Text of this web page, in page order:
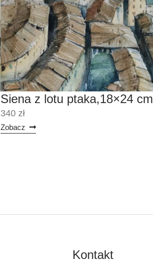
Siena z lotu ptaka,18×24 cm
340 zł
Zobacz
Kontakt